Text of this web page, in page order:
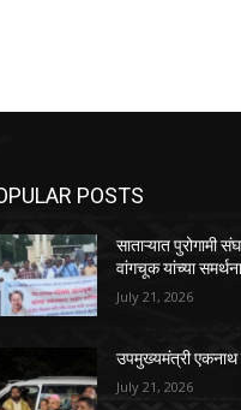
POSTS
साताऱ्यात पुरोगामी
वांगचूक यांच्या
July 21, 2026
उपमुख्यमंत्री एकनाथ
July 21, 2026